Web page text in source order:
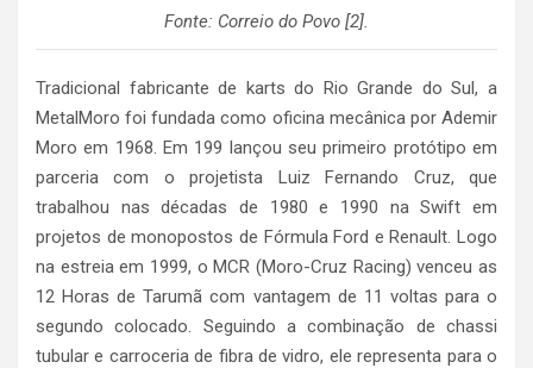
Fonte: Correio do Povo [2].
Tradicional fabricante de karts do Rio Grande do Sul, a
MetalMoro foi fundada como oficina mecânica por Ademir
Moro em 1968. Em 199 lançou seu primeiro protótipo em
parceria com o projetista Luiz Fernando Cruz, que
trabalhou nas décadas de 1980 e 1990 na Swift em
projetos de monopostos de Fórmula Ford e Renault. Logo
na estreia em 1999, o MCR (Moro-Cruz Racing) venceu as
12 Horas de Tarumã com vantagem de 11 voltas para o
segundo colocado. Seguindo a combinação de chassi
tubular e carroceria de fibra de vidro, ele representa para o